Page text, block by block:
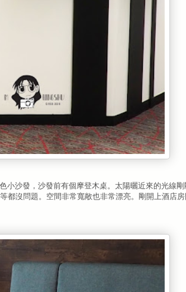
沙發，沙發前有個摩登木桌。太陽曬近來的光線剛
都沒問題。空間非常寬敞也非常漂亮。剛開上酒店